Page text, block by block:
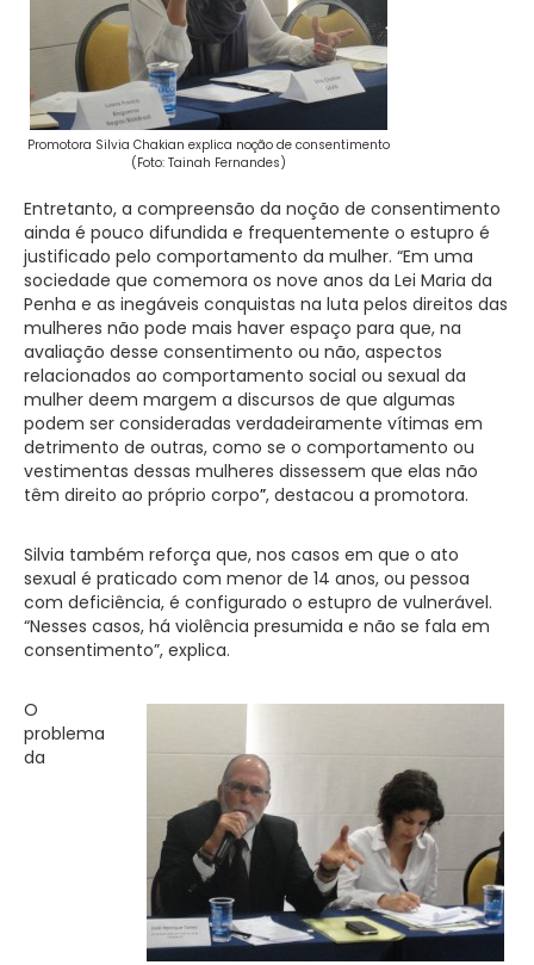
Promotora Silvia Chakian explica noção de consentimento
(Foto: Tainah Fernandes)
Entretanto, a compreensão da noção de consentimento
ainda é pouco difundida e frequentemente o estupro é
justificado pelo comportamento da mulher. “Em uma
sociedade que comemora os nove anos da Lei Maria da
Penha e as inegáveis conquistas na luta pelos direitos das
mulheres não pode mais haver espaço para que, na
avaliação desse consentimento ou não, aspectos
relacionados ao comportamento social ou sexual da
mulher deem margem a discursos de que algumas
podem ser consideradas verdadeiramente vítimas em
detrimento de outras, como se o comportamento ou
vestimentas dessas mulheres dissessem que elas não
têm direito ao próprio corpo”, destacou a promotora.
Silvia também reforça que, nos casos em que o ato
sexual é praticado com menor de 14 anos, ou pessoa
com deficiência, é configurado o estupro de vulnerável.
“Nesses casos, há violência presumida e não se fala em
consentimento”, explica.
O
problema
da